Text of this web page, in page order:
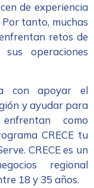
de experiencia
tanto, muchas
retos de
operaciones
con apoyar el
y ayudar para
como
CRECE tu
CRECE es un
regional
18 y 35 años.